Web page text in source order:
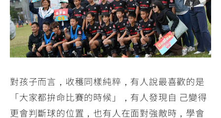
對孩子而言，收穫同樣純粹，有人說最喜歡的是
「大家都拚命比賽的時候」，有人發現自 己變得
更會判斷球的位置，也有人在面對強敵時，學會